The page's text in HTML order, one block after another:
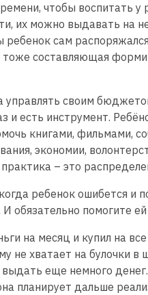
чтобы воспитать у
их можно выдавать на
сам
составляющая
управлять своим
и есть инструмент.
книгами, фильмами,
экономии,
– это
ребенок ошибется и
обязательно помогите
на месяц и купил на
не хватает на булочки в
выдать еще немного
планирует дальше